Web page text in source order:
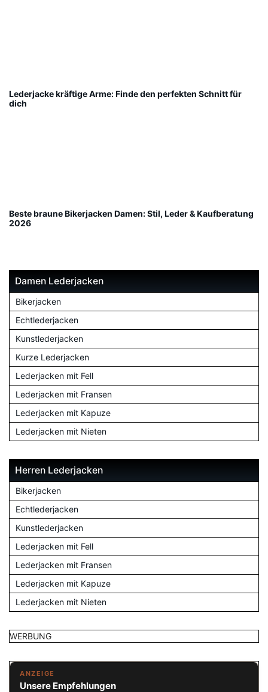
Lederjacke kräftige Arme: Finde den perfekten Schnitt für
dich
Beste braune Bikerjacken Damen: Stil, Leder & Kaufberatung
2026
Damen Lederjacken
Bikerjacken
Echtlederjacken
Kunstlederjacken
Kurze Lederjacken
Lederjacken mit Fell
Lederjacken mit Fransen
Lederjacken mit Kapuze
Lederjacken mit Nieten
Herren Lederjacken
Bikerjacken
Echtlederjacken
Kunstlederjacken
Lederjacken mit Fell
Lederjacken mit Fransen
Lederjacken mit Kapuze
Lederjacken mit Nieten
WERBUNG
ANZEIGE
Unsere Empfehlungen